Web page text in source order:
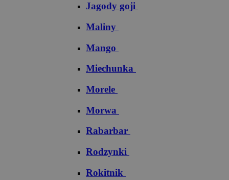
Jagody goji
Maliny
Mango
Miechunka
Morele
Morwa
Rabarbar
Rodzynki
Rokitnik